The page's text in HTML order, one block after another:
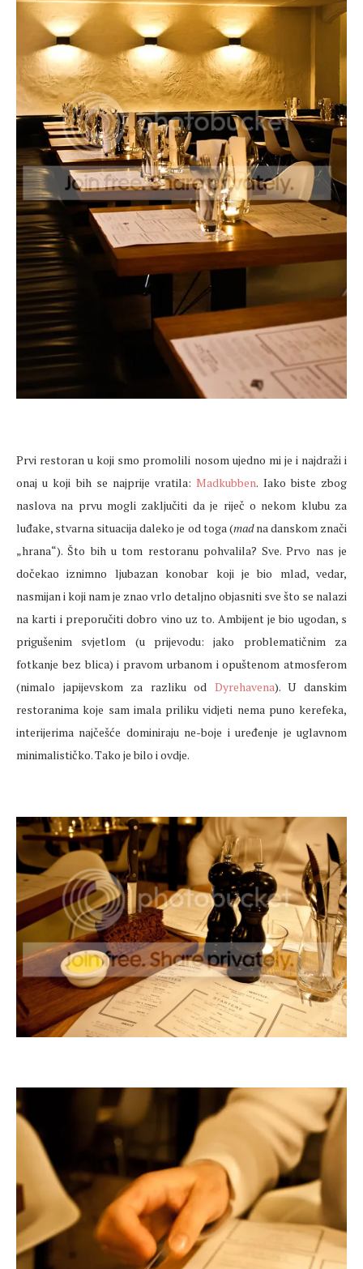
Prvi restoran u koji smo promolili nosom ujedno mi je i najdraži i
onaj u koji bih se najprije vratila:Madkubben. Iako biste zbog
naslova na prvu mogli zaključiti da je riječ o nekom klubu za
luđake, stvarna situacija daleko je od toga (madna danskom znači
„hrana“). Što bih u tom restoranu pohvalila? Sve. Prvo nas je
dočekao iznimno ljubazan konobar koji je bio mlad, vedar,
nasmijan i koji nam je znao vrlo detaljno objasniti sve što se nalazi
na karti i preporučiti dobro vino uz to. Ambijent je bio ugodan, s
prigušenim svjetlom (u prijevodu: jako problematičnim za
fotkanje bez blica) i pravom urbanom i opuštenom atmosferom
(nimalo japijevskom za razliku od Dyrehavena). U danskim
restoranima koje sam imala priliku vidjeti nema puno kerefeka,
interijerima najčešće dominiraju ne-boje i uređenje je uglavnom
minimalističko. Tako je bilo i ovdje.